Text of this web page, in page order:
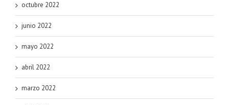
octubre 2022
junio 2022
mayo 2022
abril 2022
marzo 2022